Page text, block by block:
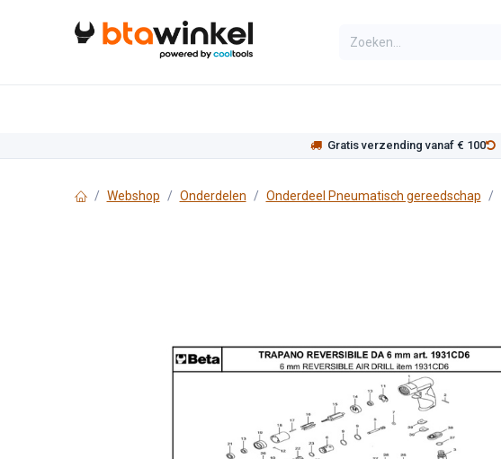
Gratis verzending vanaf € 100
Webshop Onderdelen Onderdeel Pneumatisch gereedschap